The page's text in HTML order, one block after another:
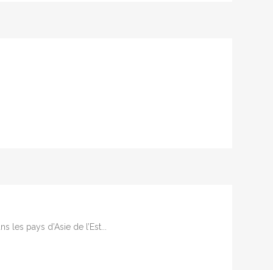
pays d’Asie de l’Est...